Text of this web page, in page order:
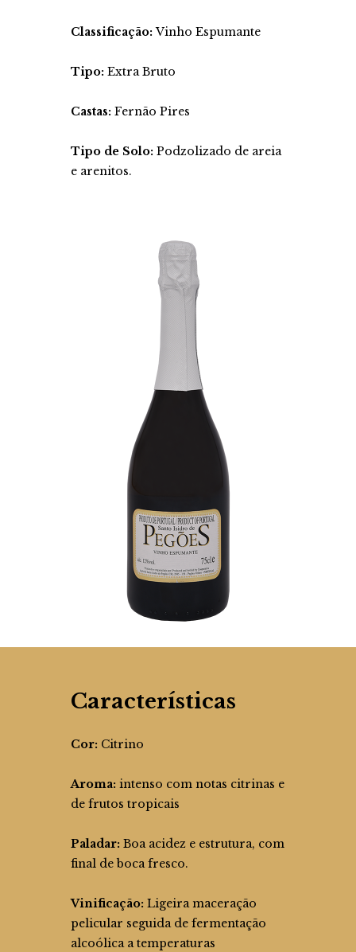
Classificação:Vinho Espumante
Tipo: Extra Bruto
Castas: Fernão Pires
Tipo de Solo: Podzolizado de areia
e arenitos.
Características
Cor: Citrino
Aroma: intenso com notas citrinas e
de frutos tropicais
Paladar: Boa acidez e estrutura, com
final de boca fresco.
Vinificação: Ligeira maceração
pelicular seguida de fermentação
alcoólica a temperaturas